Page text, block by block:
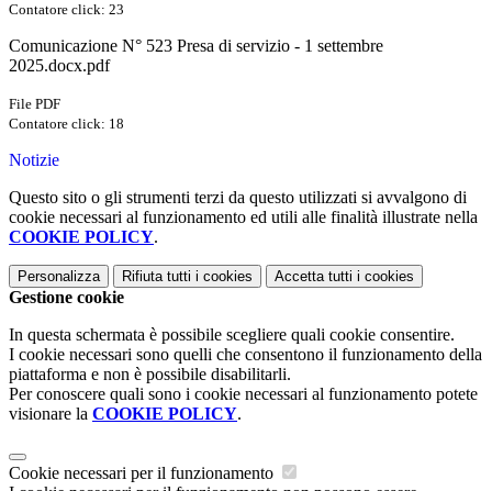
Contatore click: 23
Comunicazione N° 523 Presa di servizio - 1 settembre
2025.docx.pdf
File PDF
Contatore click: 18
Notizie
Questo sito o gli strumenti terzi da questo utilizzati si avvalgono di
cookie necessari al funzionamento ed utili alle finalità illustrate nella
COOKIE POLICY.
Personalizza Rifiuta tutti i cookies Accetta tutti i cookies
Gestione cookie
In questa schermata è possibile scegliere quali cookie consentire.
I cookie necessari sono quelli che consentono il funzionamento della
piattaforma e non è possibile disabilitarli.
Per conoscere quali sono i cookie necessari al funzionamento potete
visionare la COOKIE POLICY.
Cookie necessari per il funzionamento